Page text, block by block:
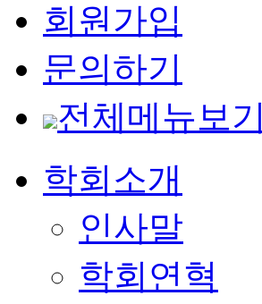
회원가입
문의하기
전체메뉴보기
학회소개
인사말
학회연혁